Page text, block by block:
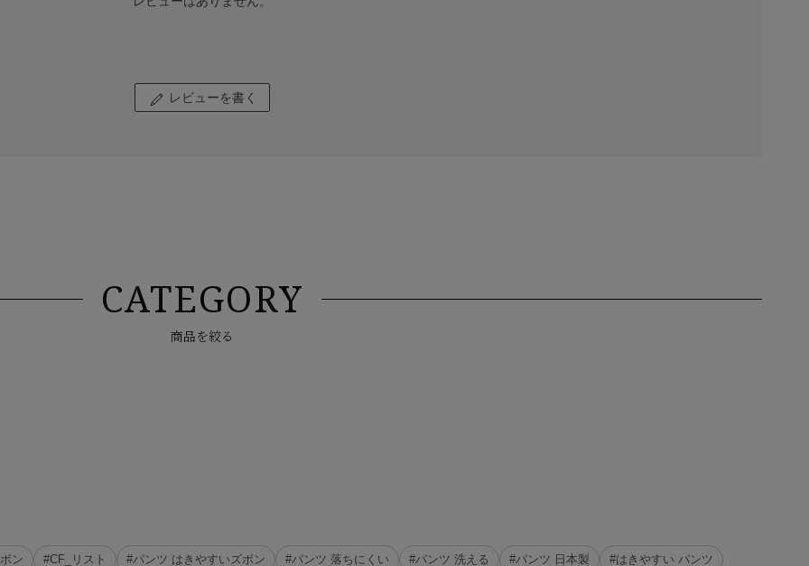
レビューを書く
CATEGORY
商品を絞る
ン #CF_リスト #パンツ はきやすいズボン #パンツ 落ちにくい #パンツ 洗える #パンツ 日本製 #はきやすい パンツ